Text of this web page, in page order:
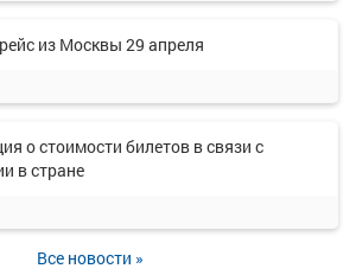
из Москвы 29 апреля
о стоимости билетов в связи с
в стране
Все новости »